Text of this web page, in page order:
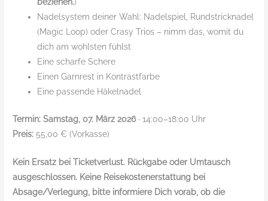
beziehen.)
Nadelsystem deiner Wahl: Nadelspiel, Rundstricknadel
(Magic Loop) oder Crasy Trios – nimm das, womit du
dich am wohlsten fühlst
Eine scharfe Schere
Einen Garnrest in Kontrastfarbe
Eine passende Häkelnadel
Termin: Samstag, 07. März 2026 · 14:00–18:00 Uhr
Preis: 55,00 € (Vorkasse)
Kein Ersatz bei Ticketverlust. Rückgabe oder Umtausch
ausgeschlossen. Keine Reisekostenerstattung bei
Absage/Verlegung, bitte informiere Dich vorab, ob die